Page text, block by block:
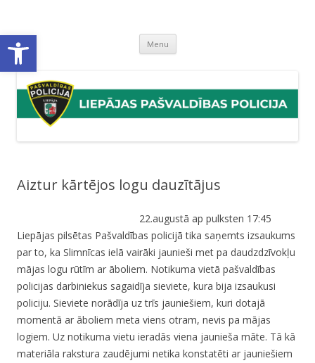
Open toolbar Menu Skip
content
Aiztur kārtējos logu dauzītājus
22.augustā ap pulksten 17:45
Liepājas pilsētas Pašvaldības policijā tika saņemts izsaukums
par to, ka Slimnīcas ielā vairāki jaunieši met pa daudzdzīvokļu
mājas logu rūtīm ar āboliem. Notikuma vietā pašvaldības
policijas darbiniekus sagaidīja sieviete, kura bija izsaukusi
policiju. Sieviete norādīja uz trīs jauniešiem, kuri dotajā
momentā ar āboliem meta viens otram, nevis pa mājas
logiem. Uz notikuma vietu ieradās viena jaunieša māte. Tā kā
materiāla rakstura zaudējumi netika konstatēti ar jauniešiem